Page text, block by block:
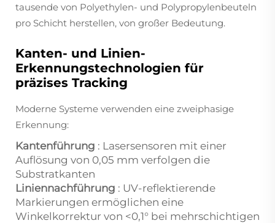
tausende von Polyethylen- und Polypropylenbeuteln
pro Schicht herstellen, von großer Bedeutung.
Kanten- und Linien-
Erkennungstechnologien für
präzises Tracking
Moderne Systeme verwenden eine zweiphasige
Erkennung:
Kantenführung : Lasersensoren mit einer
Auflösung von 0,05 mm verfolgen die
Substratkanten
Liniennachführung : UV-reflektierende
Markierungen ermöglichen eine
Winkelkorrektur von <0,1° bei mehrschichtigen